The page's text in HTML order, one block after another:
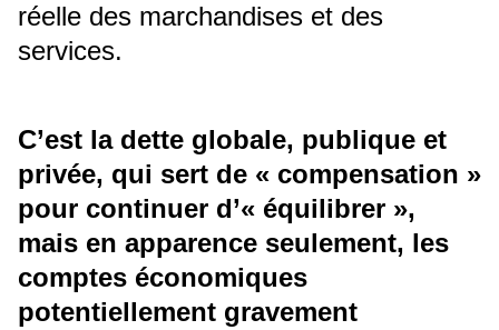
réelle des marchandises et des
services.
C’est la dette globale, publique et
privée, qui sert de « compensation »
pour continuer d’« équilibrer »,
mais en apparence seulement, les
comptes économiques
potentiellement gravement